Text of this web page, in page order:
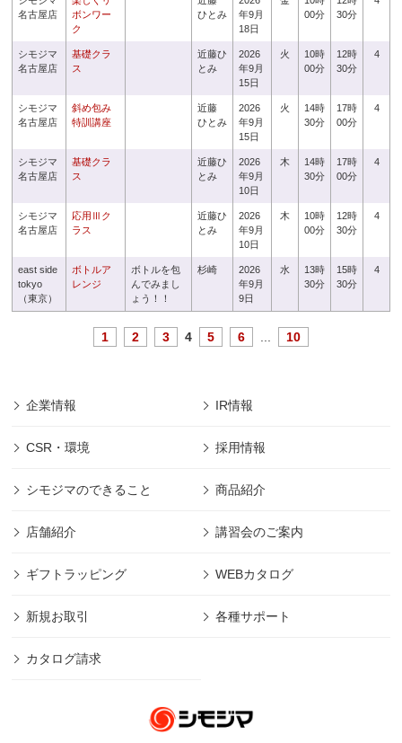
名古屋店
ボンワー
ク
ひとみ
年9月
18日
00分
30分
シモジマ
名古屋店
基礎クラ
ス
近藤ひ
とみ
2026
年9月
15日
火
10時
00分
12時
30分
4
シモジマ
名古屋店
斜め包み
特訓講座
近藤
ひとみ
2026
年9月
15日
火
14時
30分
17時
00分
4
シモジマ
名古屋店
基礎クラ
ス
近藤ひ
とみ
2026
年9月
10日
木
14時
30分
17時
00分
4
シモジマ
名古屋店
応用Ⅲク
ラス
近藤ひ
とみ
2026
年9月
10日
木
10時
00分
12時
30分
4
east side
tokyo
（東京）
ボトルア
レンジ
ボトルを包
んでみまし
ょう！！
杉崎
2026
年9月
9日
水
13時
30分
15時
30分
4
1 2 3 4 5 6 10
企業情報 IR情報
CSR・環境 採用情報
シモジマのできること 商品紹介
店舗紹介 講習会のご案内
ギフトラッピング WEBカタログ
新規お取引 各種サポート
カタログ請求